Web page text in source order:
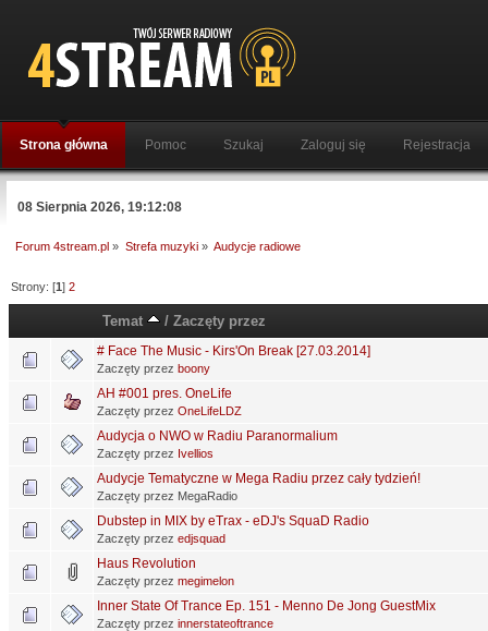
Strona główna Pomoc Szukaj Zaloguj się Rejestracja
08 Sierpnia 2026, 19:12:08
Forum 4stream.pl » Strefa muzyki» Audycje radiowe
Strony: [1]2
Temat /Zaczęty przez
# Face The Music - Kirs'On Break [27.03.2014]
Zaczęty przez boony
AH #001 pres. OneLife
Zaczęty przez OneLifeLDZ
Audycja o NWO w Radiu Paranormalium
Zaczęty przez Ivellios
Audycje Tematyczne w Mega Radiu przez cały tydzień!
Zaczęty przez MegaRadio
Dubstep in MIX by eTrax - eDJ's SquaD Radio
Zaczęty przez edjsquad
Haus Revolution
Zaczęty przez megimelon
Inner State Of Trance Ep. 151 - Menno De Jong GuestMix
Zaczęty przez innerstateoftrance